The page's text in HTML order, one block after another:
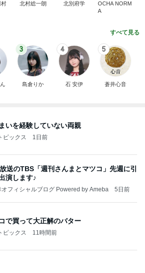
村
北村総一朗 北別府学
OCHA NORM
A
すべて見る
3
島倉りか
4
石 安伊
5
蒼井心音
いを経験していない両親
ピックス 1日前
送のTBS「週刊さんまとマツコ」先週に引
演します♪
オフィシャルブログ Powered by Ameba 5日前
で買って大正解のバター
ピックス 11時間前